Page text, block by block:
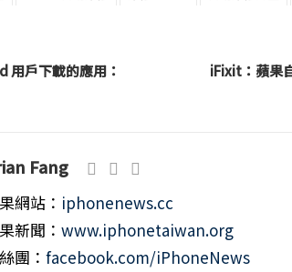
用戶下載的應用：
iFixit：蘋果
Fang
網站： iphonenews.cc
新聞： www.iphonetaiwan.org
團： facebook.com/iPhoneNews